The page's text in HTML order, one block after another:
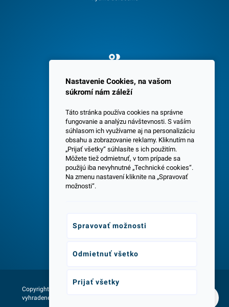
Spokojných 3600 zákazníkov
Centrála a predajňa v Senci
Copyright © 2026 - Všetky práva
vyhradené lumax.sk
Nastavenie Cookies, na vašom
súkromí nám záleží
Táto stránka používa cookies na správne
fungovanie a analýzu návštevnosti. S vaším
súhlasom ich využívame aj na personalizáciu
obsahu a zobrazovanie reklamy. Kliknutím na
„Prijať všetky“ súhlasíte s ich použitím.
Môžete tiež odmietnuť, v tom prípade sa
použijú iba nevyhnutné „Technické cookies“.
Na zmenu nastavení kliknite na „Spravovať
možnosti“.
Spravovať možnosti
Odmietnuť všetko
Prijať všetky